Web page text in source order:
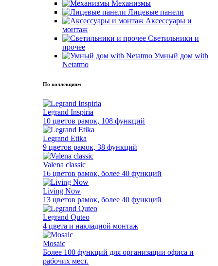
Механизмы
Лицевые панели
Аксессуары и
монтаж
Светильники и
прочее
Умный дом with
Netatmo
По коллекциям
Legrand Inspiria
10 цветов рамок, 108 функций
Legrand Etika
9 цветов рамок, 38 функций
Valena classic
16 цветов рамок, более 40 функций
Living Now
13 цветов рамок, более 40 функций
Legrand Quteo
4 цвета и накладной монтаж
Mosaic
Более 100 функций для организации офиса и
рабочих мест.